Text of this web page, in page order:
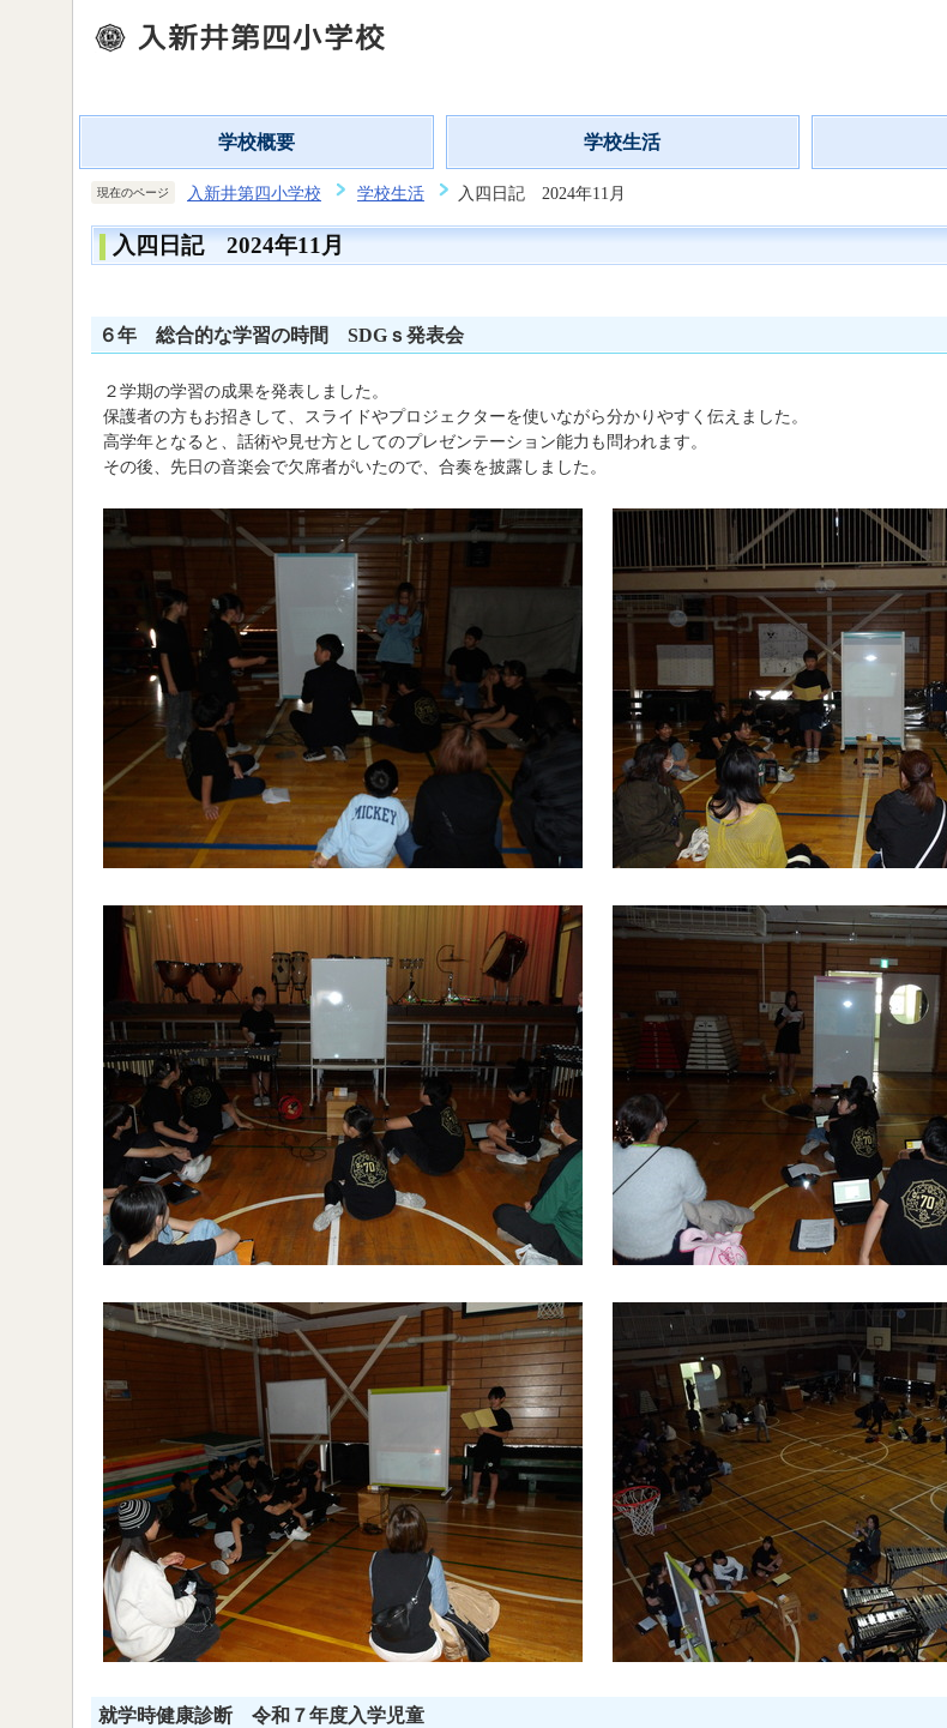
学校概要 学校生活
現在のページ 入新井第四小学校 学校生活 入四日記 2024年11月
入四日記 2024年11月
６年 総合的な学習の時間 SDGｓ発表会
２学期の学習の成果を発表しました。
保護者の方もお招きして、スライドやプロジェクターを使いながら分かりやすく伝えました。
高学年となると、話術や見せ方としてのプレゼンテーション能力も問われます。
その後、先日の音楽会で欠席者がいたので、合奏を披露しました。
就学時健康診断 令和７年度入学児童